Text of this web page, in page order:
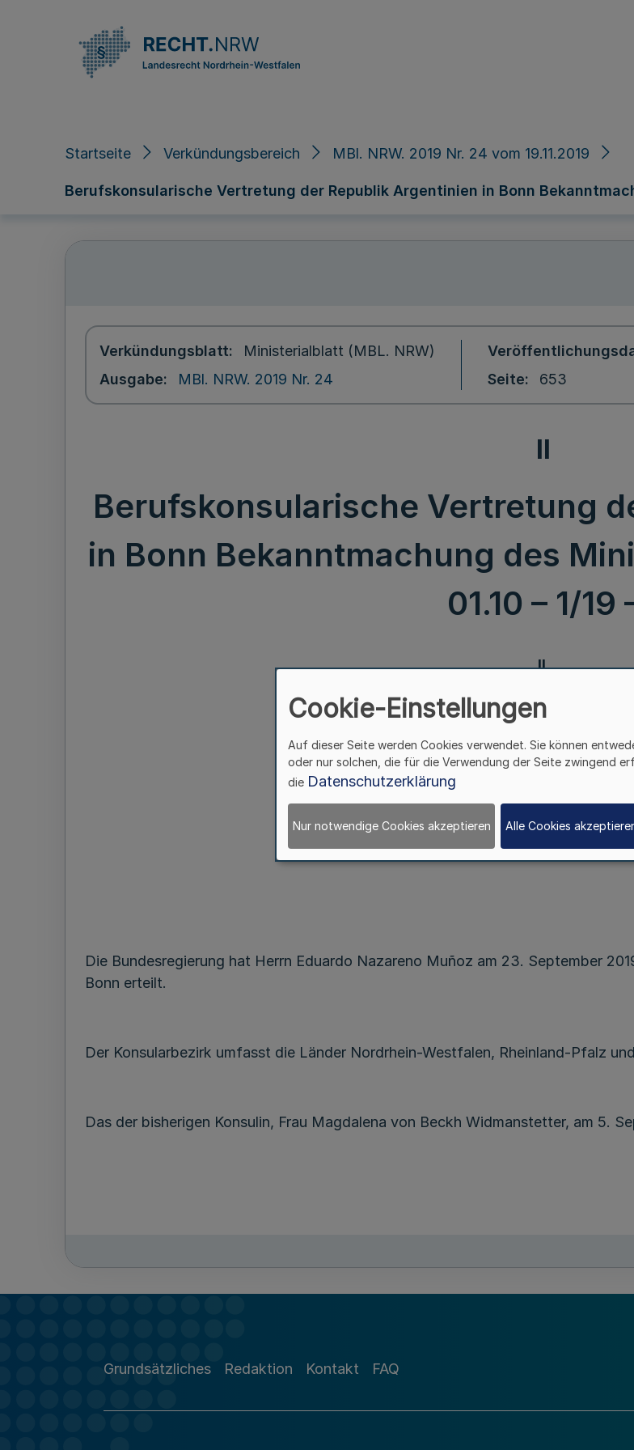
Startseite Verkündungsbereich MBl. NRW. 2019 Nr. 24 vom 19.11.2019
Berufskonsularische Vertretung der Republik Argentinien in Bonn
Verkündungsblatt
Ministerialblatt (MBL. NRW)
Ausgabe
MBl. NRW. 2019 Nr. 24
Seite
653
II
Berufskonsularische Vertretung
in Bonn Bekanntmachung des
01.10 – 1/19
II.
Berufskonsularische
der Republik Argentinien in
Bekanntmachung des
Vom 28. Oktober 2019
Die Bundesregierung hat Herrn Eduardo Nazareno Muñoz am 23. September
Bonn erteilt.
Der Konsularbezirk umfasst die Länder Nordrhein-Westfalen, Rheinland-Pfalz
Das der bisherigen Konsulin, Frau Magdalena von Beckh Widmanstetter, am 5.
Grundsätzliches Redaktion Kontakt FAQ
Cookie-Einstellungen
Auf dieser Seite werden Cookies verwendet. Sie können
oder nur solchen, die für die Verwendung der Seite zwingend
die Datenschutzerklärung
Nur notwendige Cookies akzeptieren Alle Cookies